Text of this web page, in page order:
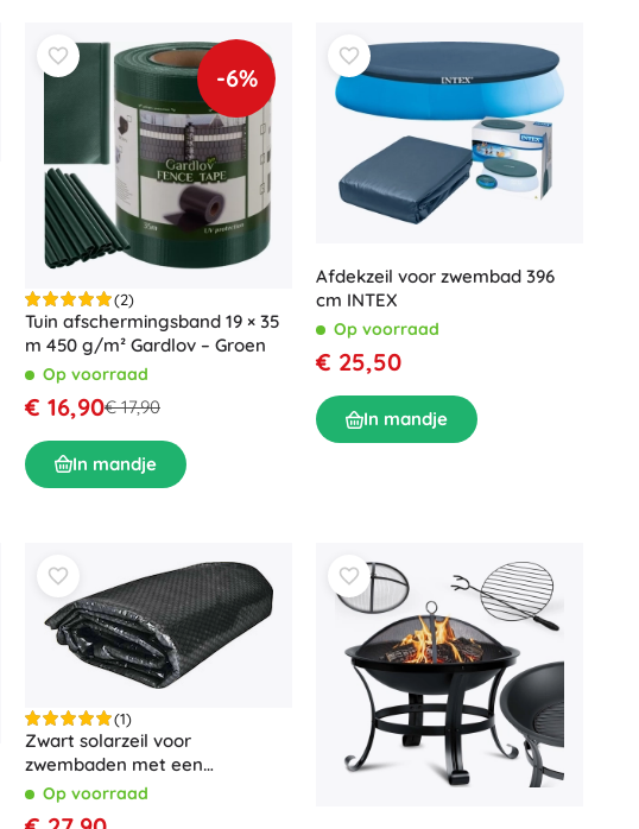
-6%
(2)
Tuin afschermingsband 19 × 35
m 450 g/m² Gardlov – Groen
Op voorraad
€ 16,90€ 17,90
In mandje
Afdekzeil voor zwembad 396
cm INTEX
Op voorraad
€ 25,50
In mandje
(1)
Zwart solarzeil voor
zwembaden met een
wateroppervlaktediameter van
Op voorraad